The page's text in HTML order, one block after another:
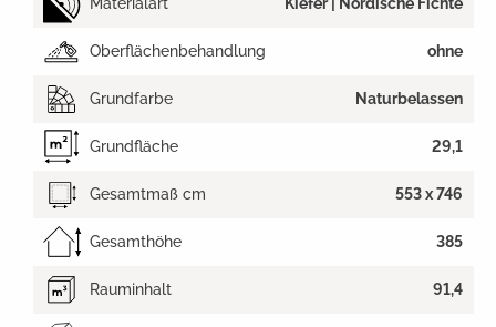
Oberflächenbehandlung ohne
Grundfarbe Naturbelassen
Grundfläche 29,1
Gesamtmaß cm 553 x 746
Gesamthöhe 385
Rauminhalt 91,4